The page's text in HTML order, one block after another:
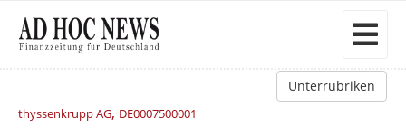
Unterrubriken
thyssenkrupp AG, DE0007500001